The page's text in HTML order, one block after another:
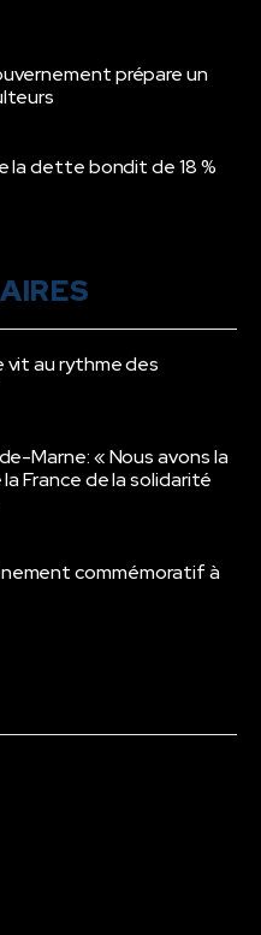
prépare un
la dette bondit de 18 %
vit au rythme des
Marne: « Nous avons la
France de la solidarité
commémoratif à